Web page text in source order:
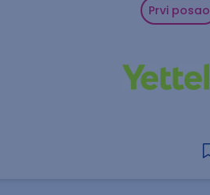
Prvi posao